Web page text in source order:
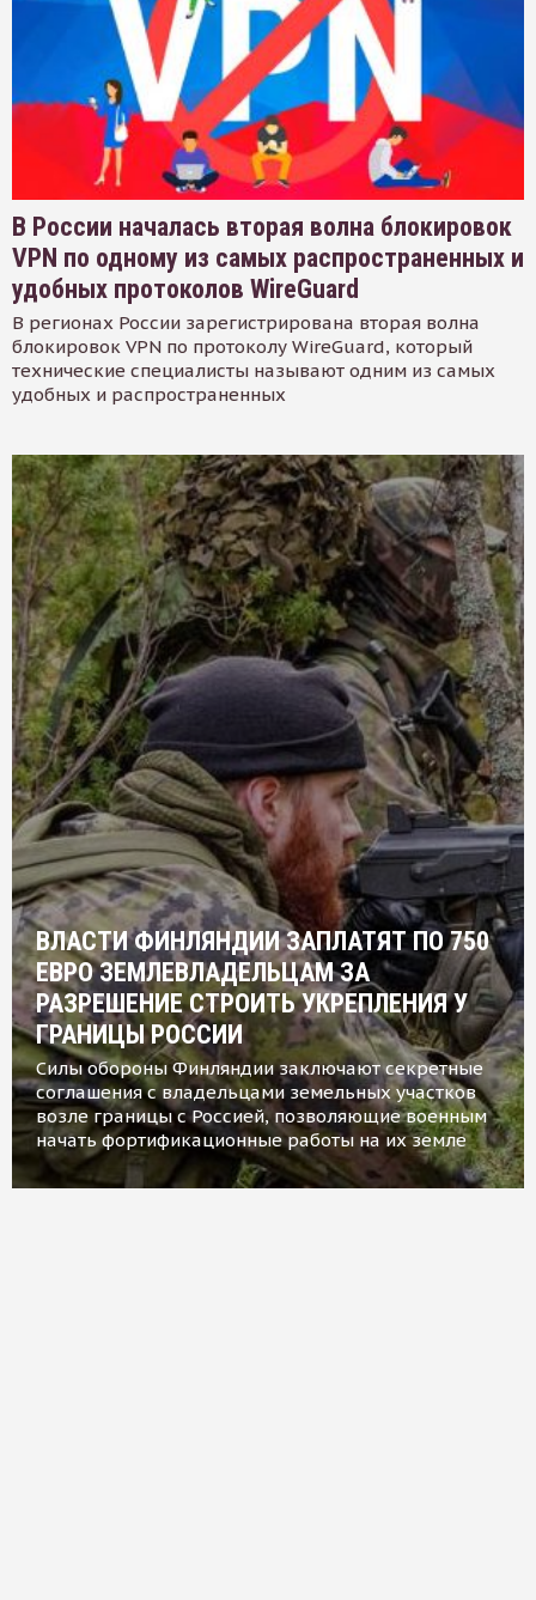
В России началась вторая волна блокировок
VPN по одному из самых распространенных и
удобных протоколов WireGuard
В регионах России зарегистрирована вторая волна
блокировок VPN по протоколу WireGuard, который
технические специалисты называют одним из самых
удобных и распространенных
ВЛАСТИ ФИНЛЯНДИИ ЗАПЛАТЯТ ПО 750
ЕВРО ЗЕМЛЕВЛАДЕЛЬЦАМ ЗА
РАЗРЕШЕНИЕ СТРОИТЬ УКРЕПЛЕНИЯ У
ГРАНИЦЫ РОССИИ
Силы обороны Финляндии заключают секретные
соглашения с владельцами земельных участков
возле границы с Россией, позволяющие военным
начать фортификационные работы на их земле